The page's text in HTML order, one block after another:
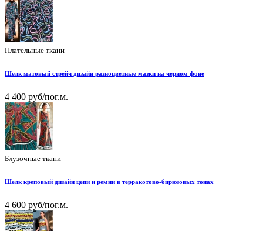
Плательные ткани
Шелк матовый стрейч дизайн разноцветные мазки на черном фоне
4 400 руб/пог.м.
Блузочные ткани
Шелк креповый дизайн цепи и ремни в терракотово-бирюзовых тонах
4 600 руб/пог.м.